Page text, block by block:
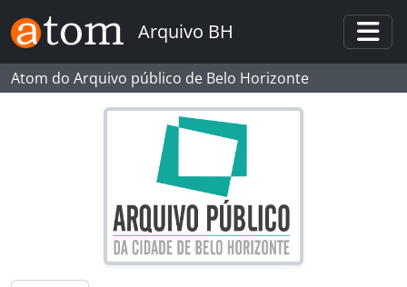
Skip to main content
Arquivo BH
Atom do Arquivo público de Belo Horizonte